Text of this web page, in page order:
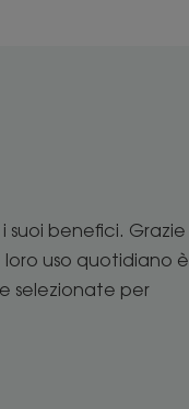
benefici. Grazie
loro uso quotidiano è
selezionate per